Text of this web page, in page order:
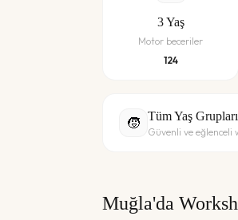
3Yaş
Motor beceriler
124
🧒 Tüm Yaş Grupları
Güvenli ve eğlenceli
Muğla'da